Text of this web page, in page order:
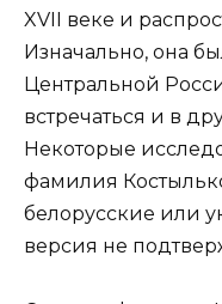
XVII веке и
Изначально, она
Центральной
встречаться и в
Некоторые
фамилия
белорусские или
версия не